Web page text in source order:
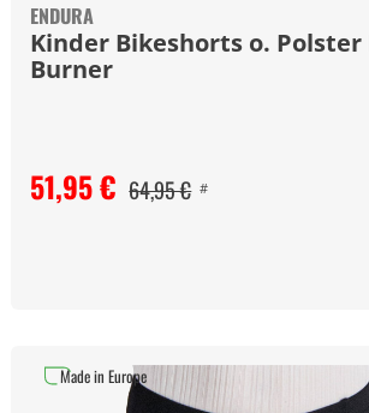
ENDURA
Kinder Bikeshorts o. Polster
Burner
51,95 € 64,95 € #
Made in Europe